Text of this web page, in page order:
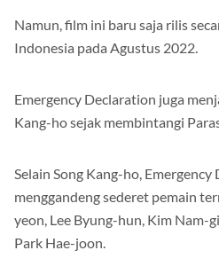
Namun, film ini baru saja rilis
Indonesia pada Agustus 2022.
Emergency Declaration juga
Kang-ho sejak membintangi
Selain Song Kang-ho,
menggandeng sederet pemain
yeon, Lee Byung-hun, Kim Nam-
Park Hae-joon.